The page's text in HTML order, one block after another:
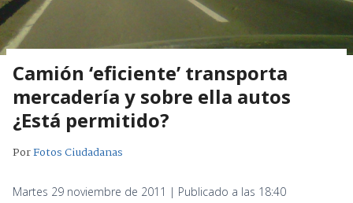
Camión ‘eficiente’ transporta
mercadería y sobre ella autos
¿Está permitido?
PorFotos Ciudadanas
Martes 29 noviembre de 2011 | Publicado a las 18:40